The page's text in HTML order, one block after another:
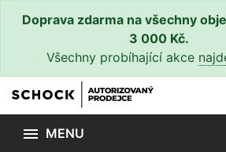
Doprava zdarma na všechny
3 000 Kč.
Všechny probíhající akce
 MENU